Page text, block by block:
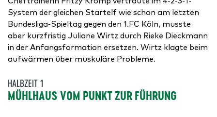
System der gleichen Startelf wie schon am letzten
Bundesliga-Spieltag gegen den 1.FC Köln, musste
aber kurzfristig Juliane Wirtz durch Rieke Dieckmann
in der Anfangsformation ersetzen. Wirtz klagte beim
aufwärmen über muskuläre Probleme.
HALBZEIT 1
MÜHLHAUS VOM PUNKT ZUR FÜHRUNG